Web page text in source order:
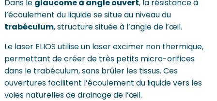
Dans le glaucome à angle ouvert, la résistance à
l’écoulement du liquide se situe au niveau du
trabéculum, structure située à l’angle de l’œil.
Le laser ELIOS utilise un laser excimer non thermique,
permettant de créer de très petits micro-orifices
dans le trabéculum, sans brûler les tissus. Ces
ouvertures facilitent l’écoulement du liquide vers les
voies naturelles de drainage de l’œil.